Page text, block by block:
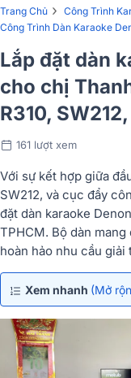
Trang Chủ › Công Trình
Công Trình Dàn Karaoke
Lắp đặt dàn
cho chị
R310,
161 lượt xem
Với sự kết hợp giữa
SW212, và cục đẩy
đặt dàn karaoke
TPHCM. Bộ dàn
hoàn hảo nhu cầu
Xem nhanh (Mở